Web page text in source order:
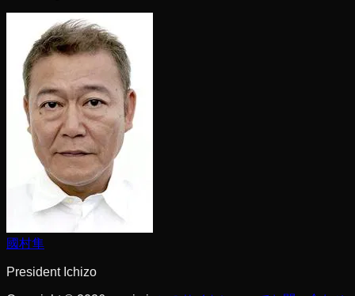
國村隼
President Ichizo